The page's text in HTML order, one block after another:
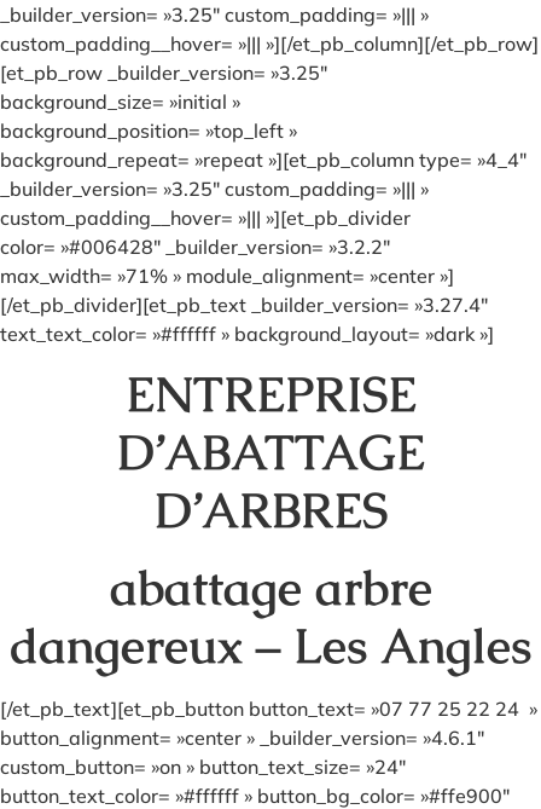
_builder_version= »3.25″ custom_padding= »||| »
custom_padding__hover= »||| »][/et_pb_column][/et_pb_row]
[et_pb_row _builder_version= »3.25″
background_size= »initial »
background_position= »top_left »
background_repeat= »repeat »][et_pb_column type= »4_4″
_builder_version= »3.25″ custom_padding= »||| »
custom_padding__hover= »||| »][et_pb_divider
color= »#006428″ _builder_version= »3.2.2″
max_width= »71% » module_alignment= »center »]
[/et_pb_divider][et_pb_text _builder_version= »3.27.4″
text_text_color= »#ffffff » background_layout= »dark »]
ENTREPRISE
D’ABATTAGE
D’ARBRES
abattage arbre
dangereux – Les Angles
[/et_pb_text][et_pb_button button_text= »07 77 25 22 24 »
button_alignment= »center » _builder_version= »4.6.1″
custom_button= »on » button_text_size= »24″
button_text_color= »#ffffff » button_bg_color= »#ffe900″